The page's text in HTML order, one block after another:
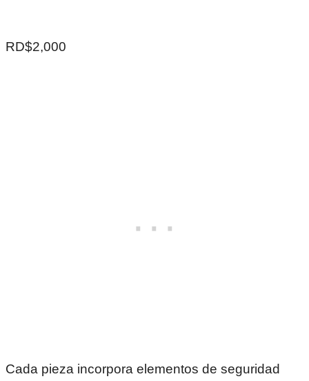
RD$2,000
Cada pieza incorpora elementos de seguridad